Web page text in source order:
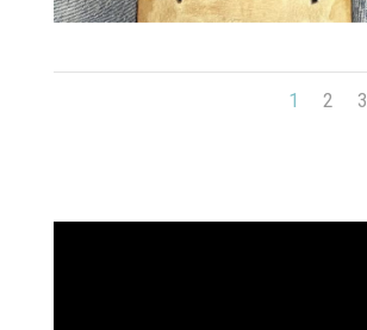
1 2 3